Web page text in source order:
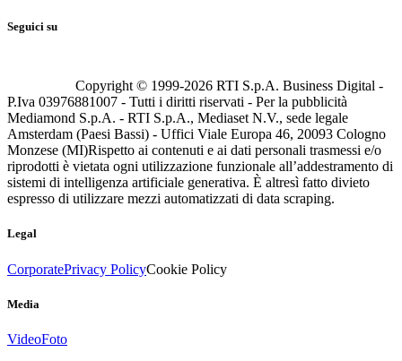
Seguici su
Copyright © 1999-2026 RTI S.p.A. Business Digital -
P.Iva 03976881007 - Tutti i diritti riservati - Per la pubblicità
Mediamond S.p.A. - RTI S.p.A., Mediaset N.V., sede legale
Amsterdam (Paesi Bassi) - Uffici Viale Europa 46, 20093 Cologno
Monzese (MI)Rispetto ai contenuti e ai dati personali trasmessi e/o
riprodotti è vietata ogni utilizzazione funzionale all’addestramento di
sistemi di intelligenza artificiale generativa. È altresì fatto divieto
espresso di utilizzare mezzi automatizzati di data scraping.
Legal
CorporatePrivacy PolicyCookie Policy
Media
VideoFoto